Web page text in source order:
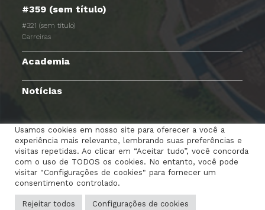
#359 (sem título)
#321 (sem título)
Carreiras
Academia
Notícias
TERMOS E CONDIÇÕES AVISO DE PRIVACIDADE
POLÍTICA DE COOKIES RGPC CANAL DENÚNCIAS
PORTAL DOS COLABORADORES
Usamos cookies em nosso site para oferecer a você a
experiência mais relevante, lembrando suas preferências e
visitas repetidas. Ao clicar em “Aceitar tudo”, você concorda
com o uso de TODOS os cookies. No entanto, você pode
visitar "Configurações de cookies" para fornecer um
consentimento controlado.
Rejeitar todos Configurações de cookies